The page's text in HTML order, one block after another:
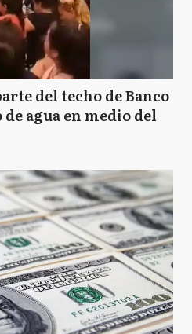
del techo de Banco
agua en medio del